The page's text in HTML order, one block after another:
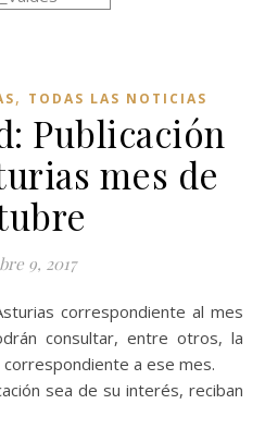
, TODAS LAS NOTICIAS
Publicación
mes de
9, 2017
consultar, entre otros, la
a ese mes.
sea de su interés, reciban